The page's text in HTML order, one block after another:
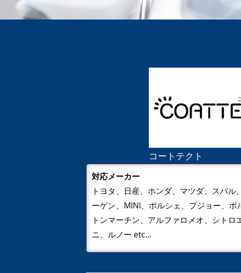
コートテクト
対応メーカー
トヨタ、日産、ホンダ、マツダ、スバ
ーゲン、MINI、ポルシェ、プジョー、
トンマーチン、アルファロメオ、シト
ニ、ルノー etc...